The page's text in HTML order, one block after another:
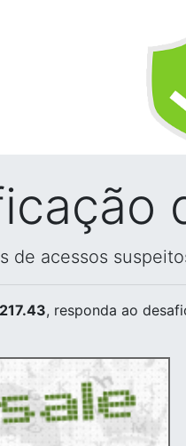
de acessos
, responda ao